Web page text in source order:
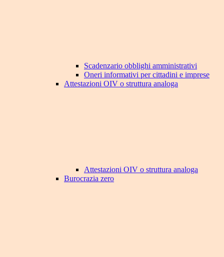
Scadenzario obblighi amministrativi
Oneri informativi per cittadini e imprese
Attestazioni OIV o struttura analoga
Attestazioni OIV o struttura analoga
Burocrazia zero